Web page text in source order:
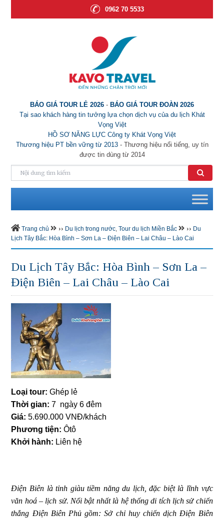
0962 70 5533
BÁO GIÁ TOUR LẺ 2026 - BÁO GIÁ TOUR ĐOÀN 2026
Tại sao khách hàng tin tưởng lựa chọn dịch vụ của du lịch Khát
Vọng Việt
HỒ SƠ NĂNG LỰC Công ty Khát Vọng Việt
Thương hiệu PT bền vững từ 2013- Thương hiệu nổi tiếng, uy tín
được tin dùng từ 2014
Trang chủ ›› Du lịch trong nước,Tour du lịch Miền Bắc ›› Du
Lịch Tây Bắc: Hòa Bình – Sơn La – Điện Biên – Lai Châu – Lào Cai
Du Lịch Tây Bắc: Hòa Bình – Sơn La –
Điện Biên – Lai Châu – Lào Cai
Loại tour: Ghép lẻ
Thời gian: 7 ngày 6 đêm
Giá:5.690.000 VNĐ/khách
Phương tiện:Ôtô
Khởi hành: Liên hệ
Điện Biên là tỉnh giàu tiềm năng du lịch, đặc biệt là lĩnh vực
văn hoá – lịch sử. Nổi bật nhất là hệ thống di tích lịch sử chiến
thắng Điện Biên Phủ gồm: Sở chỉ huy chiến dịch Điện Biên